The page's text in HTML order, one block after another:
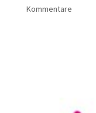
Kommentare